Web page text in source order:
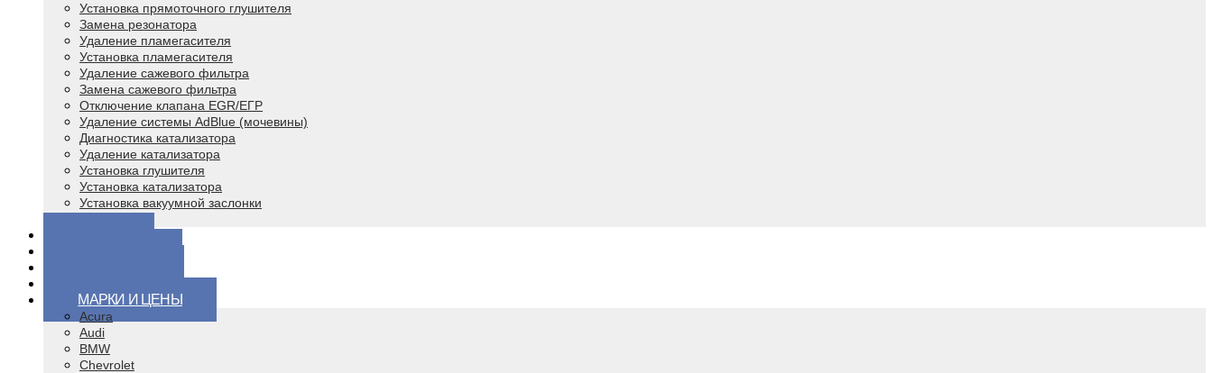
Установка прямоточного глушителя
Замена резонатора
Удаление пламегасителя
Установка пламегасителя
Удаление сажевого фильтра
Замена сажевого фильтра
Отключение клапана EGR/ЕГР
Удаление системы AdBlue (мочевины)
Диагностика катализатора
Удаление катализатора
Установка глушителя
Установка катализатора
Установка вакуумной заслонки
МАРКИ И ЦЕНЫ
Acura
Audi
BMW
Chevrolet